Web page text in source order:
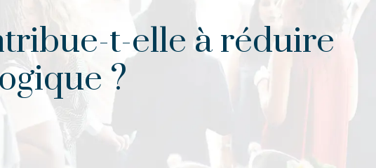
t-elle à réduire
?